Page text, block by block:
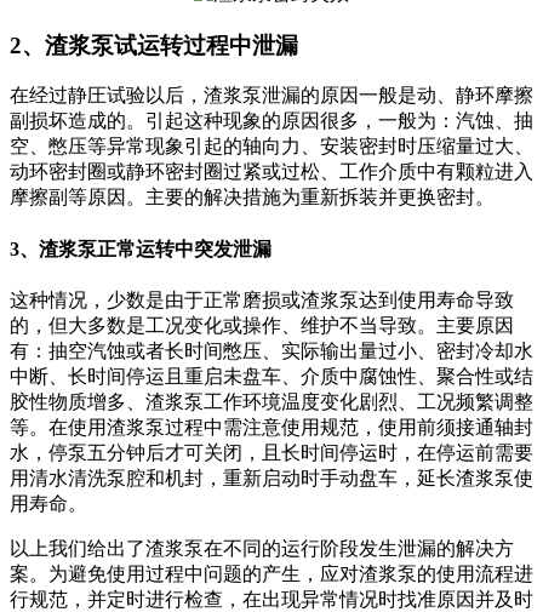
2、渣浆泵试运转过程中泄漏
在经过静圧试验以后，渣浆泵泄漏的原因一般是动、静环摩擦
副损坏造成的。引起这种现象的原因很多，一般为：汽蚀、抽
空、憋压等异常现象引起的轴向力、安装密封时压缩量过大、
动环密封圈或静环密封圈过紧或过松、工作介质中有颗粒进入
摩擦副等原因。主要的解决措施为重新拆装并更换密封。
3、渣浆泵正常运转中突发泄漏
这种情况，少数是由于正常磨损或渣浆泵达到使用寿命导致
的，但大多数是工况变化或操作、维护不当导致。主要原因
有：抽空汽蚀或者长时间憋压、实际输出量过小、密封冷却水
中断、长时间停运且重启未盘车、介质中腐蚀性、聚合性或结
胶性物质增多、渣浆泵工作环境温度变化剧烈、工况频繁调整
等。在使用渣浆泵过程中需注意使用规范，使用前须接通轴封
水，停泵五分钟后才可关闭，且长时间停运时，在停运前需要
用清水清洗泵腔和机封，重新启动时手动盘车，延长渣浆泵使
用寿命。
以上我们给出了渣浆泵在不同的运行阶段发生泄漏的解决方
案。为避免使用过程中问题的产生，应对渣浆泵的使用流程进
行规范，并定时进行检查，在出现异常情况时找准原因并及时